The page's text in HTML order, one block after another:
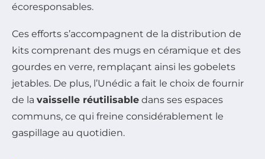
écoresponsables.
Ces efforts s’accompagnent de la distribution de
kits comprenant des mugs en céramique et des
gourdes en verre, remplaçant ainsi les gobelets
jetables. De plus, l’Unédic a fait le choix de fournir
de la vaisselle réutilisable dans ses espaces
communs, ce qui freine considérablement le
gaspillage au quotidien.